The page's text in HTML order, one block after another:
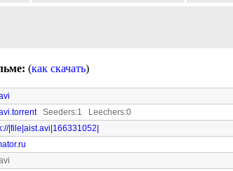
(как скачать)
Seeders:1 Leechers:0
|file|aist.avi|166331052|